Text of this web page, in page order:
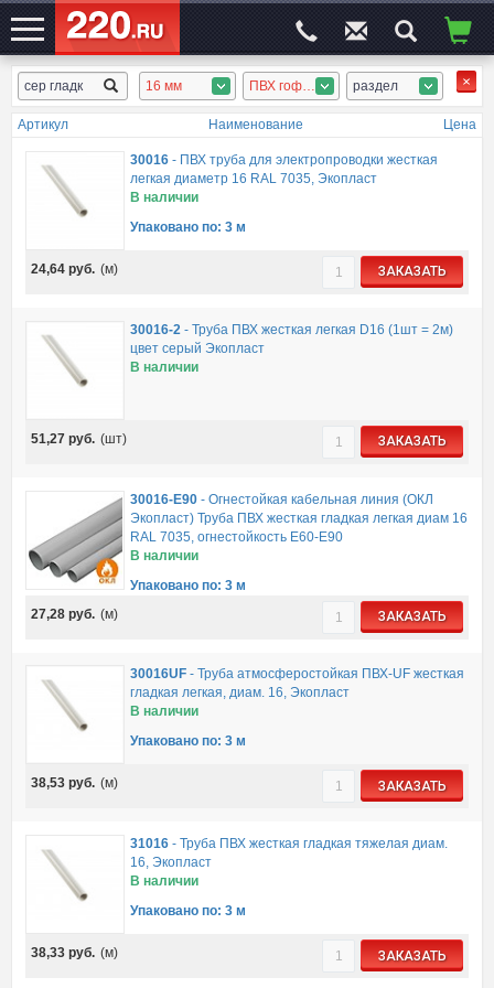
ЭЛЕКТРОСАЙТ№1 16 мм ПВХ гофротруба, ПВХ труба раздел
Артикул Наименование Цена
30016- ПВХ труба для электропроводки жесткая
легкая диаметр 16 RAL 7035, Экопласт
В наличии
Упаковано по: 3 м
24,64 руб. (м) ЗАКАЗАТЬ
30016-2 - Труба ПВХ жесткая легкая D16 (1шт = 2м)
цвет серый Экопласт
В наличии
51,27 руб. (шт) ЗАКАЗАТЬ
30016-E90- Огнестойкая кабельная линия (ОКЛ
Экопласт) Труба ПВХ жесткая гладкая легкая диам 16
RAL 7035, огнестойкость E60-E90
В наличии
Упаковано по: 3 м
27,28 руб. (м) ЗАКАЗАТЬ
30016UF- Труба атмосферостойкая ПВХ-UF жесткая
гладкая легкая, диам. 16, Экопласт
В наличии
Упаковано по: 3 м
38,53 руб. (м) ЗАКАЗАТЬ
31016- Труба ПВХ жесткая гладкая тяжелая диам.
16, Экопласт
В наличии
Упаковано по: 3 м
38,33 руб. (м) ЗАКАЗАТЬ